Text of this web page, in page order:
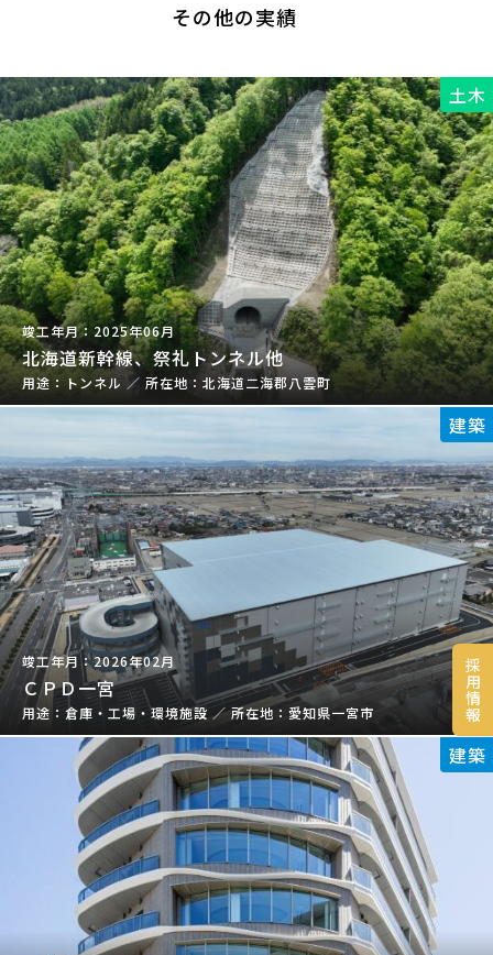
採
用
情
報
その他の実績
土木
2025年06月
北海道新幹線、祭礼トンネル他
トンネル ／ 北海道二海郡八雲町
建築
2026年02月
ＣＰＤ一宮
倉庫・工場・環境施設 ／ 愛知県一宮市
建築